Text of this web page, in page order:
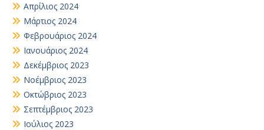
Απρίλιος 2024
Μάρτιος 2024
Φεβρουάριος 2024
Ιανουάριος 2024
Δεκέμβριος 2023
Νοέμβριος 2023
Οκτώβριος 2023
Σεπτέμβριος 2023
Ιούλιος 2023